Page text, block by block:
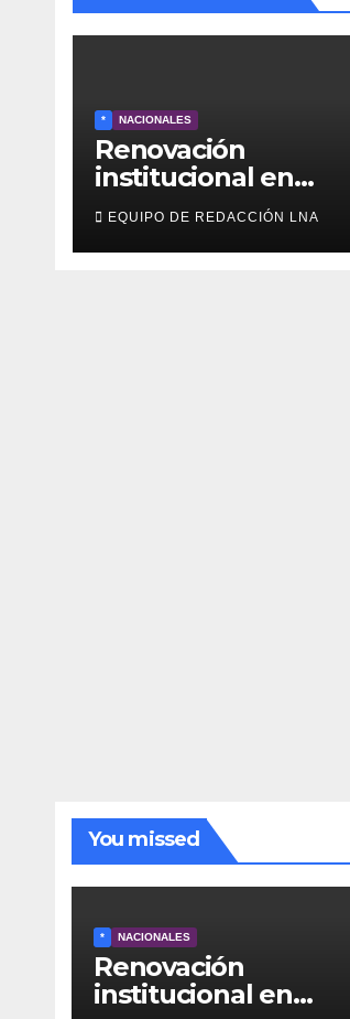
* NACIONALES
Renovación
institucional en
Venezuela: TSJ y
CNE serían
designados a
EQUIPO DE REDACCIÓN LNA
You missed
* NACIONALES
Renovación
institucional en